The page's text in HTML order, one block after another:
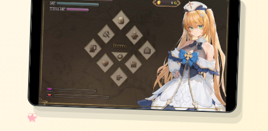
✧
♡
★
♥